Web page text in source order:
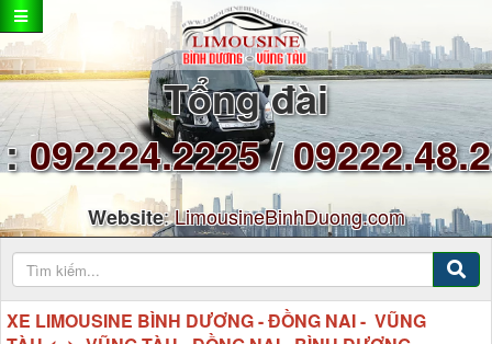
Tổng đài
:092224.2225/
Website:LimousineBinhDuong.com
XE LIMOUSINE BÌNH DƯƠNG - ĐỒNG NAI - VŨNG